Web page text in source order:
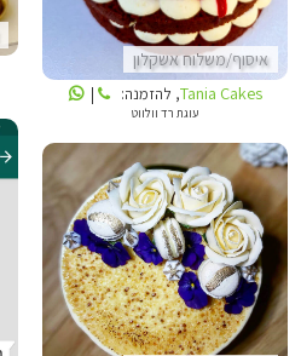
איסוף/משלוח אשקלון
Tania Cakes, להזמנה: |
עוגת רד וולווט
LIKUSH DREAM BAKERY